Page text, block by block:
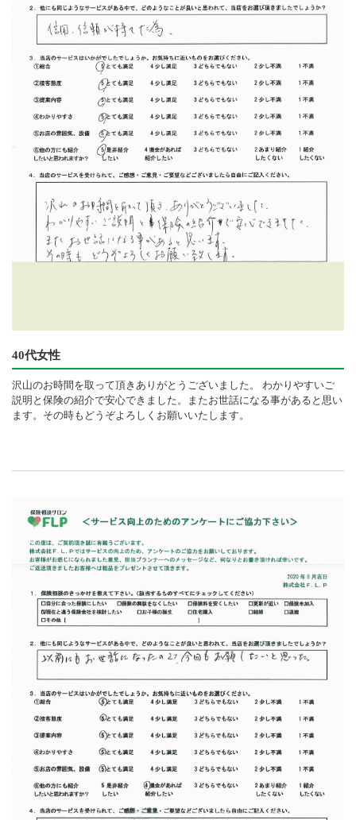
40代女性
沢山のお時間を取って頂きありがとうございました。 わかりやすいご
説明と保険の紹介で安心できました。またお世話になる事があると思い
ます。その時もどうぞよろしくお願いいたします。